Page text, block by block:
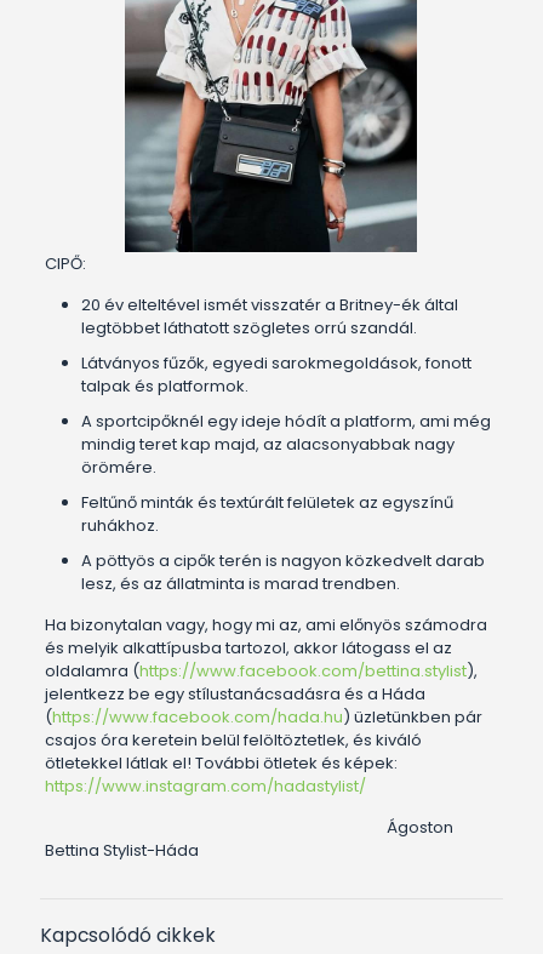
CIPŐ:
20 év elteltével ismét visszatér a Britney-ék által
legtöbbet láthatott szögletes orrú szandál.
Látványos fűzők, egyedi sarokmegoldások, fonott
talpak és platformok.
A sportcipőknél egy ideje hódít a platform, ami még
mindig teret kap majd, az alacsonyabbak nagy
örömére.
Feltűnő minták és textúrált felületek az egyszínű
ruhákhoz.
A pöttyös a cipők terén is nagyon közkedvelt darab
lesz, és az állatminta is marad trendben.
Ha bizonytalan vagy, hogy mi az, ami előnyös számodra
és melyik alkattípusba tartozol, akkor látogass el az
oldalamra (https://www.facebook.com/bettina.stylist),
jelentkezz be egy stílustanácsadásra és a Háda
(https://www.facebook.com/hada.hu) üzletünkben pár
csajos óra keretein belül felöltöztetlek, és kiváló
ötletekkel látlak el! További ötletek és képek:
https://www.instagram.com/hadastylist/
Ágoston
Bettina Stylist-Háda
Kapcsolódó cikkek